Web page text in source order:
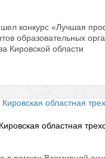
конкурс «Лучшая
образовательных
Кировской области
областная